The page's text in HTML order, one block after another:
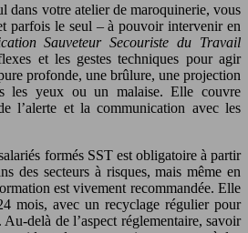
dans votre atelier de maroquinerie, vous
parfois le seul – à pouvoir intervenir en
Sauveteur Secouriste du Travail
et les gestes techniques pour agir
profonde, une brûlure, une projection
les yeux ou un malaise. Elle couvre
l’alerte et la communication avec les
formés SST est obligatoire à partir
des secteurs à risques, mais même en
est vivement recommandée. Elle
mois, avec un recyclage régulier pour
delà de l’aspect réglementaire, savoir